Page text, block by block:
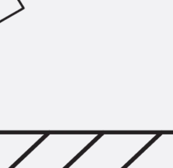
Kantenschutzwinkel
Durchstanzbewehrung JDA-FT-
Durchstanzbewehrung Zubehör